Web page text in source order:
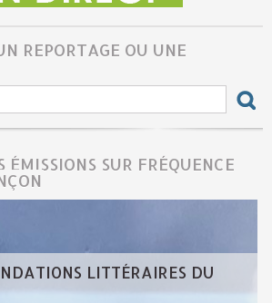
REPORTAGE OU UNE
ÉMISSIONS SUR FRÉQUENCE
LITTÉRAIRES DU